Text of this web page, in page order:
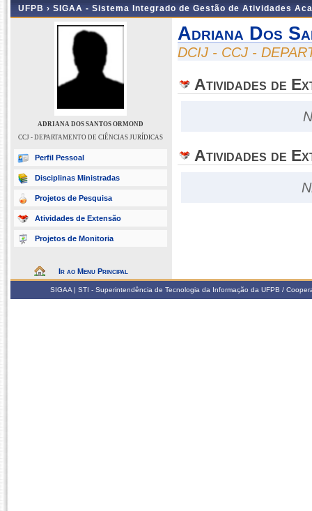
UFPB › SIGAA - Sistema Integrado de Gestão de Atividades
ADRIANA DOS SANTOS ORMOND
CCJ - DEPARTAMENTO DE CIÊNCIAS JURÍDICAS
Perfil Pessoal
Disciplinas Ministradas
Projetos de Pesquisa
Atividades de Extensão
Projetos de Monitoria
Ir ao Menu Principal
Adriana Dos
DCIJ - CCJ -
Atividades de
Atividades de
SIGAA | STI - Superintendência de Tecnologia da Informação da UFPB /